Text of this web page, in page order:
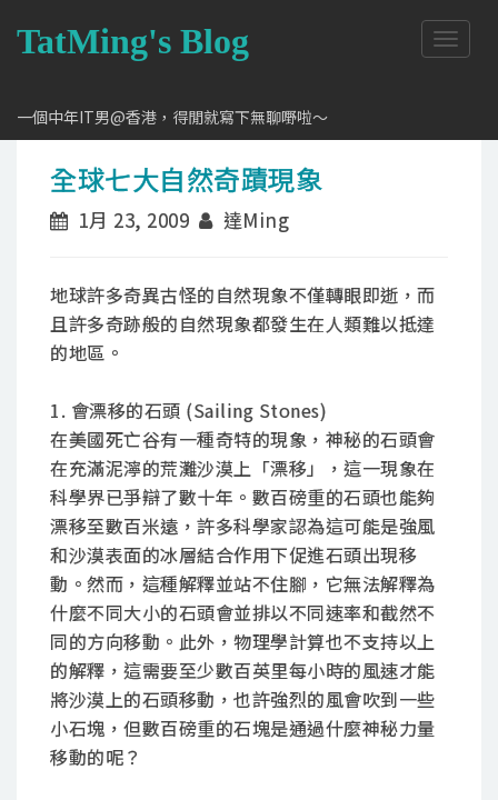
TatMing's Blog
一個中年IT男@香港，得閒就寫下無聊嘢啦～
T
o
全球七大自然奇蹟現象
1月 23, 2009 達Ming
地球許多奇異古怪的自然現象不僅轉眼即逝，而
且許多奇跡般的自然現象都發生在人類難以抵達
的地區。
1. 會漂移的石頭 (Sailing Stones)
在美國死亡谷有一種奇特的現象，神秘的石頭會
在充滿泥濘的荒灘沙漠上「漂移」，這一現象在
科學界已爭辯了數十年。數百磅重的石頭也能夠
漂移至數百米遠，許多科學家認為這可能是強風
和沙漠表面的冰層結合作用下促進石頭出現移
動。然而，這種解釋並站不住腳，它無法解釋為
什麼不同大小的石頭會並排以不同速率和截然不
同的方向移動。此外，物理學計算也不支持以上
的解釋，這需要至少數百英里每小時的風速才能
將沙漠上的石頭移動，也許強烈的風會吹到一些
小石塊，但數百磅重的石塊是通過什麼神秘力量
移動的呢？